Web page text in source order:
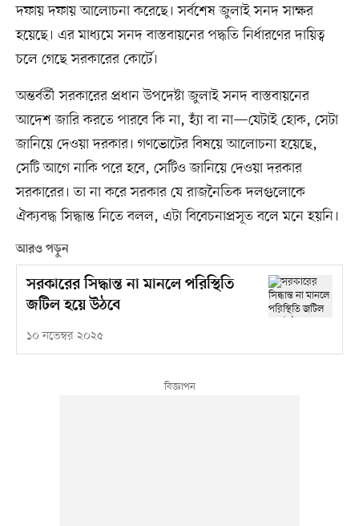
দফায় দফায় আলোচনা করেছে। সর্বশেষ জুলাই সনদ সাক্ষর
হয়েছে। এর মাধ্যমে সনদ বাস্তবায়নের পদ্ধতি নির্ধারণের দায়িত্ব
চলে গেছে সরকারের কোর্টে।
অন্তর্বর্তী সরকারের প্রধান উপদেষ্টা জুলাই সনদ বাস্তবায়নের
আদেশ জারি করতে পারবে কি না, হ্যাঁ বা না—যেটাই হোক, সেটা
জানিয়ে দেওয়া দরকার। গণভোটের বিষয়ে আলোচনা হয়েছে,
সেটি আগে নাকি পরে হবে, সেটিও জানিয়ে দেওয়া দরকার
সরকারের। তা না করে সরকার যে রাজনৈতিক দলগুলোকে
ঐক্যবদ্ধ সিদ্ধান্ত নিতে বলল, এটা বিবেচনাপ্রসূত বলে মনে হয়নি।
আরও পড়ুন
সরকারের সিদ্ধান্ত না মানলে পরিস্থিতি
জটিল হয়ে উঠবে
১০ নভেম্বর ২০২৫